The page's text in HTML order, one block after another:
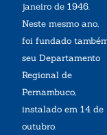
janeiro de 1946.
Neste mesmo ano,
foi fundado
seu Departamento
Regional de
Pernambuco,
instalado em 14 de
outubro.